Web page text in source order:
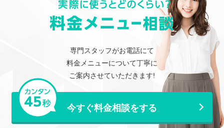
専門スタッフがお電話にて
料金メニューについて丁寧に
ご案内させていただきます!
今すぐ料金相談をする